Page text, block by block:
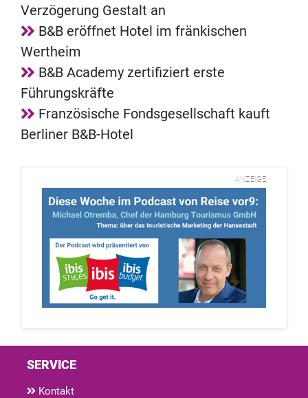
Verzögerung Gestalt an
B&B eröffnet Hotel im fränkischen
Wertheim
B&B Academy zertifiziert erste
Führungskräfte
Französische Fondsgesellschaft kauft
Berliner B&B-Hotel
ANZEIGE
SERVICE
Kontakt